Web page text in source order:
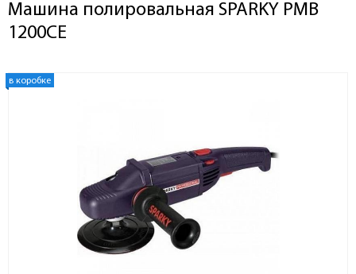
Машина полировальная SPARKY PMB
1200CE
в коробке